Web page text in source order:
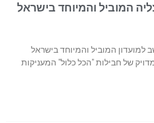
המוביל והמיוחד בישראל
למועדון המוביל והמיוחד בישראל
של חבילות "הכל כלול" המעניקות